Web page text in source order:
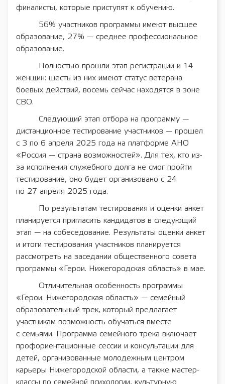
финалисты, которые приступят к обучению.
56% участников программы имеют высшее
образование, 27% — среднее профессиональное
образование.
Полностью прошли этап регистрации и 14
женщин: шесть из них имеют статус ветерана
боевых действий, восемь сейчас находятся в зоне
СВО.
Следующий этап отбора на программу —
дистанционное тестирование участников — прошел
с 3 по 6 апреля 2025 года на платформе АНО
«Россия — страна возможностей». Для тех, кто из-
за исполнения служебного долга не смог пройти
тестирование, оно будет организовано с 24
по 27 апреля 2025 года.
По результатам тестирования и оценки анкет
планируется пригласить кандидатов в следующий
этап — на собеседование. Результаты оценки анкет
и итоги тестирования участников планируется
рассмотреть на заседании общественного совета
программы «Герои. Нижегородская область» в мае.
Отличительная особенность программы
«Герои. Нижегородская область» — семейный
образовательный трек, который предлагает
участникам возможность обучаться вместе
с семьями. Программа семейного трека включает
профориентационные сессии и консультации для
детей, организованные молодежным центром
карьеры Нижегородской области, а также мастер-
классы по семейной психологии, культурную